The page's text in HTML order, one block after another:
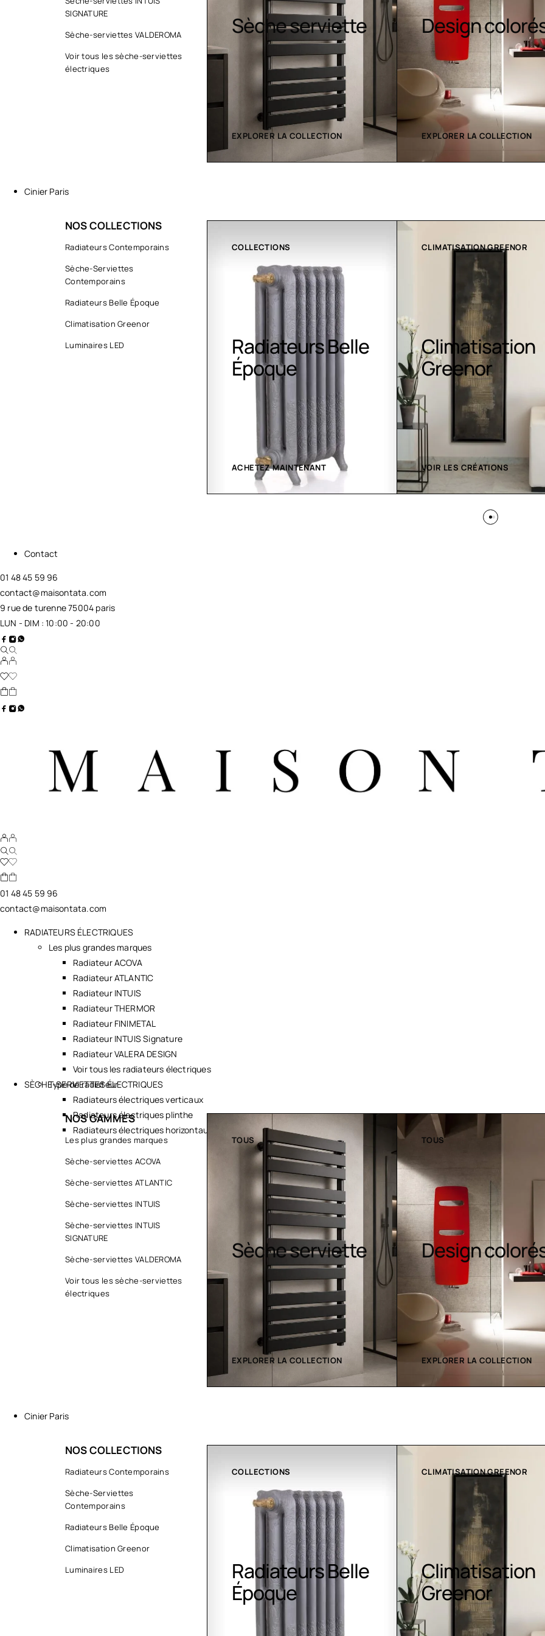
SIGNATURE
Sèche-serviettes VALDEROMA
Voir tous les sèche-serviettes
électriques
Sèche serviette Design colorés
EXPLORER LA COLLECTION
serviettes
EXPLORER LA COLLECTION
Cinier Paris
NOS COLLECTIONS
Radiateurs Contemporains
Sèche-Serviettes
Contemporains
Radiateurs Belle Époque
Climatisation Greenor
Luminaires LED
COLLECTIONS
Radiateurs Belle
CLIMATISATION GREENOR
Climatisation
Greenor
VOIR LES CRÉATIONS
COLLECTION LT
Luminaires LED
VOIR LES CRÉATIONS
Contact
01 48 45 59 96
contact@maisontata.com
9 rue de turenne 75004 paris
LUN - DIM : 10:00 - 20:00
01 48 45 59 96
contact@maisontata.com
RADIATEURS ÉLECTRIQUES
Les plus grandes marques
Radiateur ACOVA
Radiateur ATLANTIC
Radiateur INTUIS
Radiateur THERMOR
Radiateur FINIMETAL
Radiateur INTUIS Signature
Radiateur VALERA DESIGN
Voir tous les radiateurs électriques
Type de radiateur
Radiateurs électriques verticaux
Radiateurs électriques plinthe
Radiateurs électriques horizontaux
SÈCHE-SERVIETTES ÉLECTRIQUES
NOS GAMMES
Les plus grandes marques
Sèche-serviettes ACOVA
Sèche-serviettes ATLANTIC
Sèche-serviettes INTUIS
Sèche-serviettes INTUIS
SIGNATURE
Sèche-serviettes VALDEROMA
Voir tous les sèche-serviettes
électriques
Sèche serviette
TOUS
Design colorés
EXPLORER LA COLLECTION
TOUS
Sèche-
serviettes
EXPLORER LA COLLECTION
Cinier Paris
NOS COLLECTIONS
Radiateurs Contemporains
Sèche-Serviettes
Contemporains
Radiateurs Belle Époque
Climatisation Greenor
Luminaires LED
COLLECTIONS
Radiateurs Belle
CLIMATISATION GREENOR
Climatisation
Greenor
COLLECTION LT
Luminaires LED